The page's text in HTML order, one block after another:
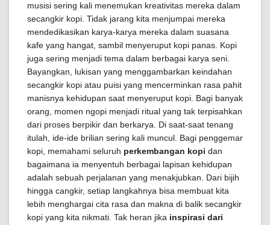
musisi sering kali menemukan kreativitas mereka dalam
secangkir kopi. Tidak jarang kita menjumpai mereka
mendedikasikan karya-karya mereka dalam suasana
kafe yang hangat, sambil menyeruput kopi panas. Kopi
juga sering menjadi tema dalam berbagai karya seni.
Bayangkan, lukisan yang menggambarkan keindahan
secangkir kopi atau puisi yang mencerminkan rasa pahit
manisnya kehidupan saat menyeruput kopi. Bagi banyak
orang, momen ngopi menjadi ritual yang tak terpisahkan
dari proses berpikir dan berkarya. Di saat-saat tenang
itulah, ide-ide brilian sering kali muncul. Bagi penggemar
kopi, memahami seluruh perkembangan kopi dan
bagaimana ia menyentuh berbagai lapisan kehidupan
adalah sebuah perjalanan yang menakjubkan. Dari bijih
hingga cangkir, setiap langkahnya bisa membuat kita
lebih menghargai cita rasa dan makna di balik secangkir
kopi yang kita nikmati. Tak heran jika inspirasi dari